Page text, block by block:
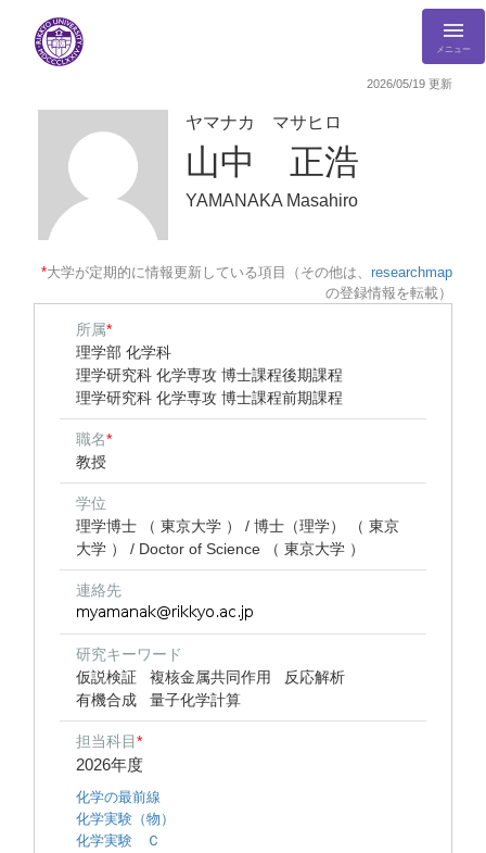
メニュー
2026/05/19 更新
ヤマナカ マサヒロ
山中 正浩
YAMANAKA Masahiro
*大学が定期的に情報更新している項目（その他は、 researchmap
の登録情報を転載）
所属*
理学部 化学科
理学研究科 化学専攻 博士課程後期課程
理学研究科 化学専攻 博士課程前期課程
職名*
教授
学位
理学博士 （ 東京大学 ） / 博士（理学） （ 東京
大学 ） / Doctor of Science （ 東京大学 ）
連絡先
研究キーワード
仮説検証
複核金属共同作用
反応解析
有機合成
量子化学計算
担当科目*
2026年度
化学の最前線
化学実験（物）
化学実験 Ｃ